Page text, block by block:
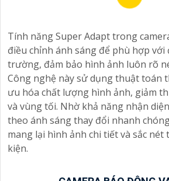
Camera Vantech là một thương hiệu
hàng đầu tại Việt Nam, chúng được
nghệ hiện đại và chất lượng cao để
và giám sát tốt cho ngôi nhà, cửa
hoặc doanh nghiệp của bạn.
Vantech Việt Nam cung cấp các dòng
giám sát chất lượng cao như camera
TVI, camera AHD, camera wifi,
nhiều hơn nữa. Các sản phẩm của
Tính năng Super Adapt trong
điều chỉnh ánh sáng để phù hợp với
trường, đảm bảo hình ảnh luôn rõ
Công nghệ này sử dụng thuật toán
ưu hóa chất lượng hình ảnh, giảm
và vùng tối. Nhờ khả năng nhận
theo ánh sáng thay đổi nhanh
mang lại hình ảnh chi tiết và sắc
kiện.